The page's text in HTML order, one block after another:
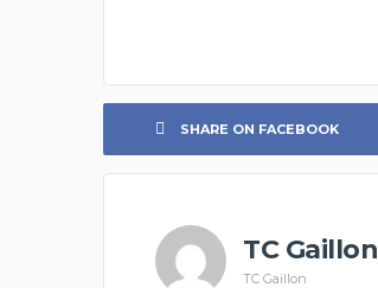
SHARE ON FACEBOOK
TC Gaillon
TC Gaillon